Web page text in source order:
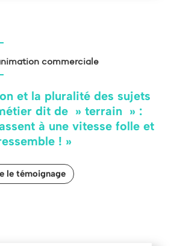
commerciale
et la pluralité des sujets
dit de » terrain » :
à une vitesse folle et
! »
le témoignage